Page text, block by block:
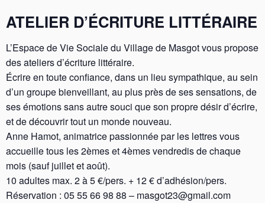
ATELIER D’ÉCRITURE LITTÉRAIRE
L’Espace de Vie Sociale du Village de Masgot vous propose
des ateliers d’écriture littéraire.
Écrire en toute confiance, dans un lieu sympathique, au sein
d’un groupe bienveillant, au plus près de ses sensations, de
ses émotions sans autre souci que son propre désir d’écrire,
et de découvrir tout un monde nouveau.
Anne Hamot, animatrice passionnée par les lettres vous
accueille tous les 2èmes et 4èmes vendredis de chaque
mois (sauf juillet et août).
10 adultes max. 2 à 5 €/pers. + 12 € d’adhésion/pers.
Réservation : 05 55 66 98 88 – masgot23@gmail.com